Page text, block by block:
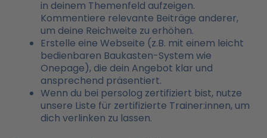
in deinem Themenfeld aufzeigen.
Kommentiere relevante Beiträge anderer,
um deine Reichweite zu erhöhen.
Erstelle eine Webseite (z.B. mit einem leicht
bedienbaren Baukasten-System wie
Onepage), die dein Angebot klar und
ansprechend präsentiert.
Wenn du bei persolog zertifiziert bist, nutze
unsere Liste für zertifizierte Trainer:innen, um
dich verlinken zu lassen.